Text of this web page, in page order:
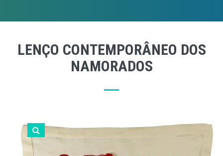
LENÇO CONTEMPORÂNEO DOS
NAMORADOS